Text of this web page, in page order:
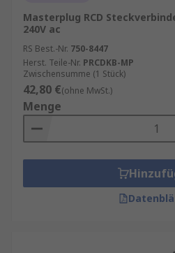
Masterplug RCD
240V ac
RS Best.-Nr. 750-8447
Herst. Teile-Nr. PRCDKB-MP
Zwischensumme (1 Stück)
42,80 €(ohne MwSt.)
Menge